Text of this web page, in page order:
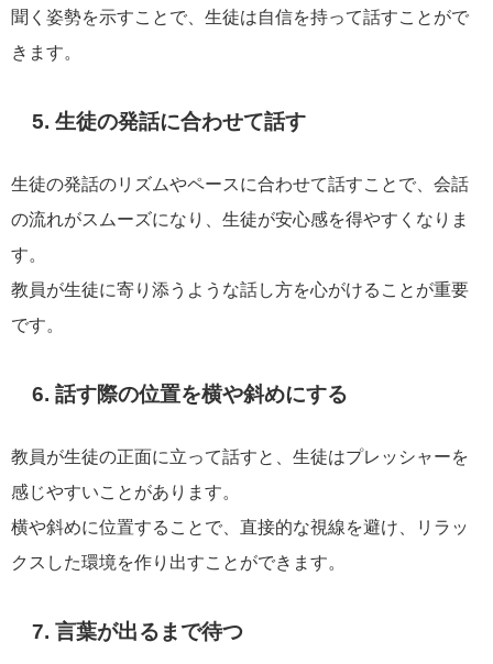
聞く姿勢を示すことで、生徒は自信を持って話すことがで
きます。
5. 生徒の発話に合わせて話す
生徒の発話のリズムやペースに合わせて話すことで、会話
の流れがスムーズになり、生徒が安心感を得やすくなりま
す。
教員が生徒に寄り添うような話し方を心がけることが重要
です。
6. 話す際の位置を横や斜めにする
教員が生徒の正面に立って話すと、生徒はプレッシャーを
感じやすいことがあります。
横や斜めに位置することで、直接的な視線を避け、リラッ
クスした環境を作り出すことができます。
7. 言葉が出るまで待つ